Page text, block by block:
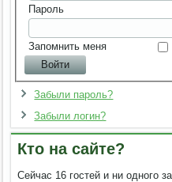
Пароль
Запомнить меня
Забыли пароль?
Забыли логин?
Кто на сайте?
Сейчас 16 гостей и ни одного